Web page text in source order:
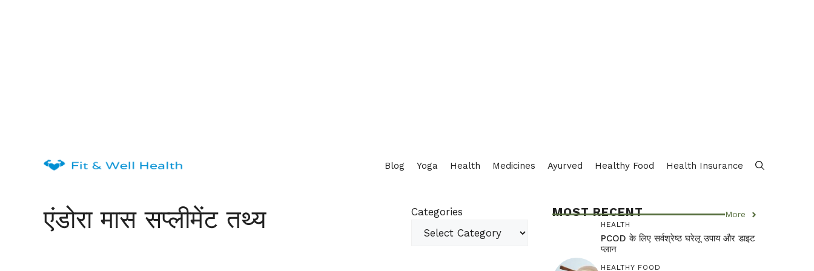
Blog Yoga Health Medicines Ayurved Healthy Food Health Insurance
एंडोरा मास सप्लीमेंट तथ्य Categories MOST RECENT More
HEALTH
PCOD के लिए सर्वश्रेष्ठ घरेलू उपाय और डाइट
प्लान
HEALTHY FOOD